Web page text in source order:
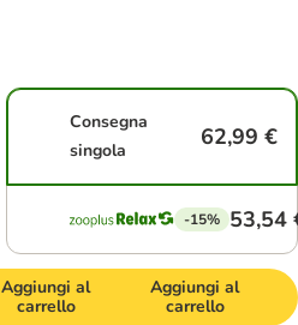
Consegna
singola
62,99 €
-15% 53,54
Aggiungi al
carrello
Aggiungi al
carrello